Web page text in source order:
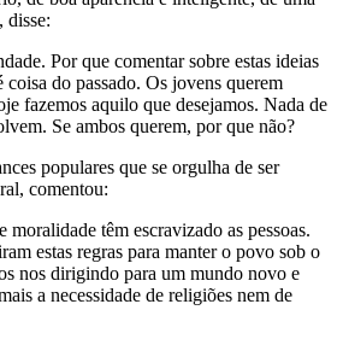
disse:
Por que comentar sobre estas ideias
coisa do passado. Os jovens querem
fazemos aquilo que desejamos. Nada de
Se ambos querem, por que não?
populares que se orgulha de ser
comentou:
moralidade têm escravizado as pessoas.
estas regras para manter o povo sob o
nos dirigindo para um mundo novo e
a necessidade de religiões nem de